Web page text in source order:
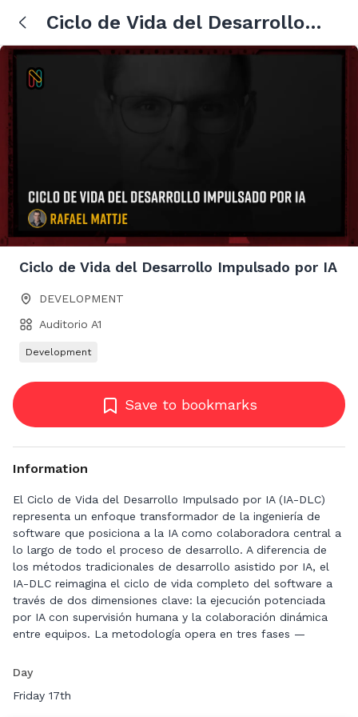
Ciclo de Vida del Desarrollo
Impulsado por IA
Ciclo de Vida del Desarrollo Impulsado por IA
DEVELOPMENT
Auditorio A1
Development
Save to bookmarks
Information
El Ciclo de Vida del Desarrollo Impulsado por IA (IA-DLC)
representa un enfoque transformador de la ingeniería de
software que posiciona a la IA como colaboradora central a
lo largo de todo el proceso de desarrollo. A diferencia de
los métodos tradicionales de desarrollo asistido por IA, el
IA-DLC reimagina el ciclo de vida completo del software a
través de dos dimensiones clave: la ejecución potenciada
por IA con supervisión humana y la colaboración dinámica
entre equipos. La metodología opera en tres fases —
inicia los flujos de trabajo manteniendo un contexto
innovador ofrece beneficios significativos, entre ellos mayor
Day
Friday 17th